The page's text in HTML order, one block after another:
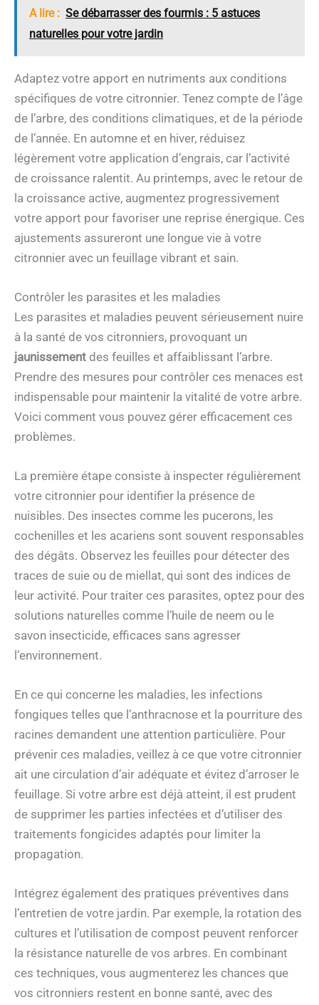
A lire : Se débarrasser des fourmis : 5 astuces
naturelles pour votre jardin
Adaptez votre apport en nutriments aux conditions
spécifiques de votre citronnier. Tenez compte de l’âge
de l’arbre, des conditions climatiques, et de la période
de l’année. En automne et en hiver, réduisez
légèrement votre application d’engrais, car l’activité
de croissance ralentit. Au printemps, avec le retour de
la croissance active, augmentez progressivement
votre apport pour favoriser une reprise énergique. Ces
ajustements assureront une longue vie à votre
citronnier avec un feuillage vibrant et sain.
Contrôler les parasites et les maladies
Les parasites et maladies peuvent sérieusement nuire
à la santé de vos citronniers, provoquant un
jaunissement des feuilles et affaiblissant l’arbre.
Prendre des mesures pour contrôler ces menaces est
indispensable pour maintenir la vitalité de votre arbre.
Voici comment vous pouvez gérer efficacement ces
problèmes.
La première étape consiste à inspecter régulièrement
votre citronnier pour identifier la présence de
nuisibles. Des insectes comme les pucerons, les
cochenilles et les acariens sont souvent responsables
des dégâts. Observez les feuilles pour détecter des
traces de suie ou de miellat, qui sont des indices de
leur activité. Pour traiter ces parasites, optez pour des
solutions naturelles comme l’huile de neem ou le
savon insecticide, efficaces sans agresser
l’environnement.
En ce qui concerne les maladies, les infections
fongiques telles que l’anthracnose et la pourriture des
racines demandent une attention particulière. Pour
prévenir ces maladies, veillez à ce que votre citronnier
ait une circulation d’air adéquate et évitez d’arroser le
feuillage. Si votre arbre est déjà atteint, il est prudent
de supprimer les parties infectées et d’utiliser des
traitements fongicides adaptés pour limiter la
propagation.
Intégrez également des pratiques préventives dans
l’entretien de votre jardin. Par exemple, la rotation des
cultures et l’utilisation de compost peuvent renforcer
la résistance naturelle de vos arbres. En combinant
ces techniques, vous augmenterez les chances que
vos citronniers restent en bonne santé, avec des